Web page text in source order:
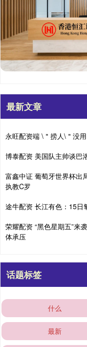
最新文章
永旺配资端 \＂捞人\＂没
博泰配资 美国队主帅谈巴
富鑫中证 葡萄牙世界杯出
执教C罗
途牛配资 长江有色：15日
荣耀配资 “黑色星期五”来
体承压
话题标签
什么
最新